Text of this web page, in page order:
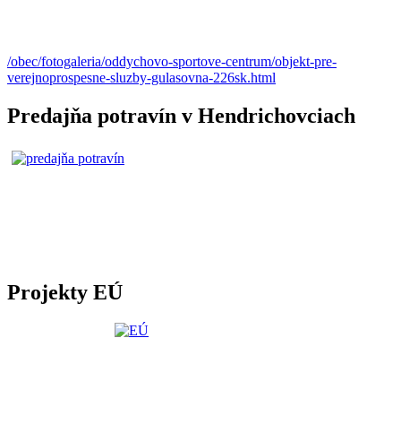
/obec/fotogaleria/oddychovo-sportove-centrum/objekt-pre-
verejnoprospesne-sluzby-gulasovna-226sk.html
Predajňa potravín v Hendrichovciach
Projekty EÚ